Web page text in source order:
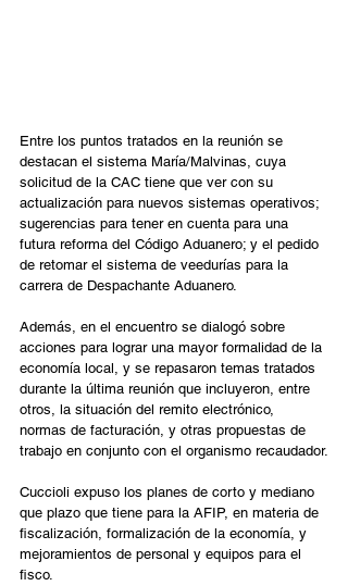
Entre los puntos tratados en la reunión se
destacan el sistema María/Malvinas, cuya
solicitud de la CAC tiene que ver con su
actualización para nuevos sistemas operativos;
sugerencias para tener en cuenta para una
futura reforma del Código Aduanero; y el pedido
de retomar el sistema de veedurías para la
carrera de Despachante Aduanero.
Además, en el encuentro se dialogó sobre
acciones para lograr una mayor formalidad de la
economía local, y se repasaron temas tratados
durante la última reunión que incluyeron, entre
otros, la situación del remito electrónico,
normas de facturación, y otras propuestas de
trabajo en conjunto con el organismo recaudador.
Cuccioli expuso los planes de corto y mediano
que plazo que tiene para la AFIP, en materia de
fiscalización, formalización de la economía, y
mejoramientos de personal y equipos para el
fisco.